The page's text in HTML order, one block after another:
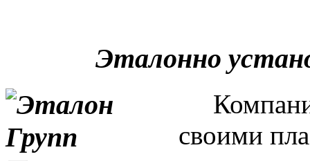
Эталонно
своими